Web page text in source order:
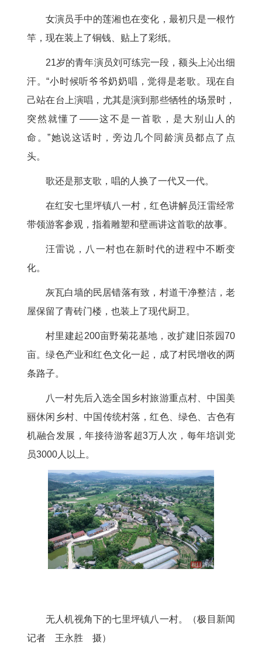
女演员手中的莲湘也在变化，最初只是一根竹
竿，现在装上了铜钱、贴上了彩纸。
21岁的青年演员刘可练完一段，额头上沁出细
汗。“小时候听爷爷奶奶唱，觉得是老歌。现在自
己站在台上演唱，尤其是演到那些牺牲的场景时，
突然就懂了——这不是一首歌，是大别山人的
命。”她说这话时，旁边几个同龄演员都点了点
头。
歌还是那支歌，唱的人换了一代又一代。
在红安七里坪镇八一村，红色讲解员汪雷经常
带领游客参观，指着雕塑和壁画讲这首歌的故事。
汪雷说，八一村也在新时代的进程中不断变
化。
灰瓦白墙的民居错落有致，村道干净整洁，老
屋保留了青砖门楼，也装上了现代厨卫。
村里建起200亩野菊花基地，改扩建旧茶园70
亩。绿色产业和红色文化一起，成了村民增收的两
条路子。
八一村先后入选全国乡村旅游重点村、中国美
丽休闲乡村、中国传统村落，红色、绿色、古色有
机融合发展，年接待游客超3万人次，每年培训党
员3000人以上。
无人机视角下的七里坪镇八一村。（极目新闻
记者 王永胜 摄）